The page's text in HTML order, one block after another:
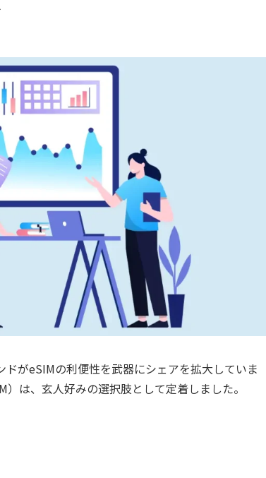
がeSIMの利便性を武器にシェアを拡大していま
は、玄人好みの選択肢として定着しました。